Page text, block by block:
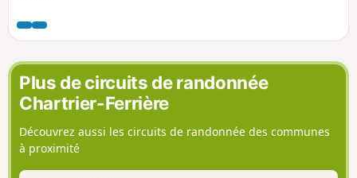
Plus de circuits de randonnée
Chartrier-Ferrière
Découvrez aussi les circuits de randonnée des communes
à proximité